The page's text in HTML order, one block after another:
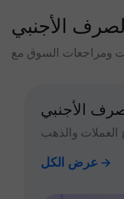
الأجنبي
الأجنبي
العملات والذهب
عرض الكل